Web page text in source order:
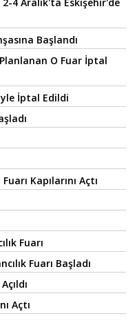
Başlandı
O Fuar İptal
İptal Edildi
Kapılarını Açtı
Fuarı
Fuarı Başladı
Açtı